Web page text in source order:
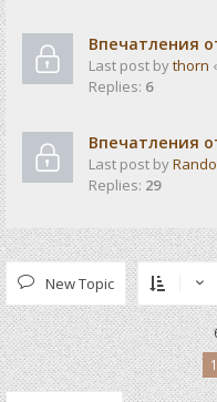
Впечатления
Last post bythorn
Replies: 6
Впечатления
Last post by
Replies: 29
New Topic
1